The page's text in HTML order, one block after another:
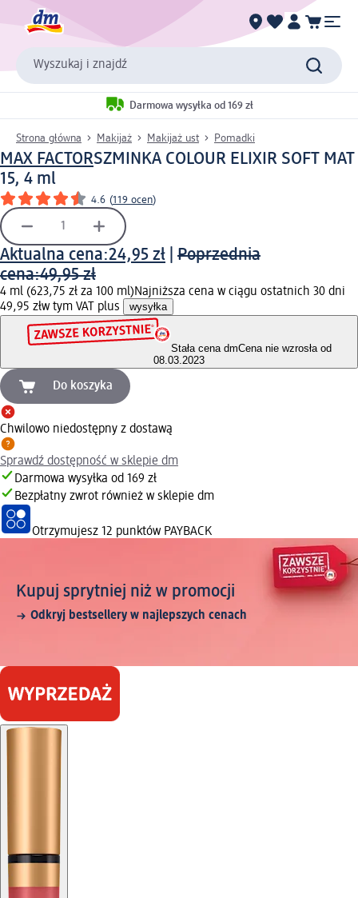
Wyszukaj i znajdź
Darmowa wysyłka od 169 zł
Strona główna Makijaż Makijaż ust Pomadki
MAX FACTORSZMINKA COLOUR ELIXIR SOFT MAT
15, 4 ml
4.6 (119 ocen)
Aktualna cena:24,95 zł
Poprzednia
cena:49,95 zł
4 ml (623,75 zł za 100 ml)Najniższa cena w ciągu ostatnich 30 dni
49,95 złw tym VAT plus wysyłka
Stała cena dmCena nie wzrosła od
08.03.2023
Do koszyka
Chwilowo niedostępny z dostawą
Sprawdź dostępność w sklepie dm
Darmowa wysyłka od 169 zł
Bezpłatny zwrot również w sklepie dm
Otrzymujesz 12 punktów PAYBACK
Kupuj sprytniej niż w promocji
Odkryj bestsellery w najlepszych cenach